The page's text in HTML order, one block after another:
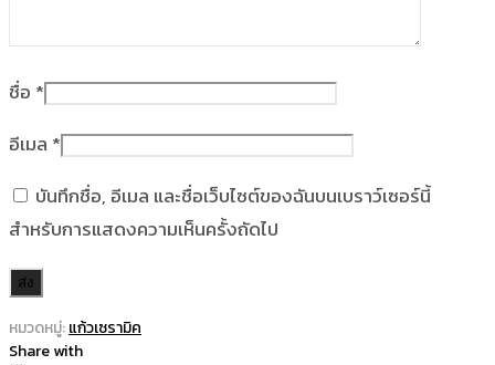
ชื่อ *
อีเมล *
บันทึกชื่อ, อีเมล และชื่อเว็บไซต์ของฉันบนเบราว์เซอร์นี้
สำหรับการแสดงความเห็นครั้งถัดไป
หมวดหมู่:แก้วเซรามิค
Share with